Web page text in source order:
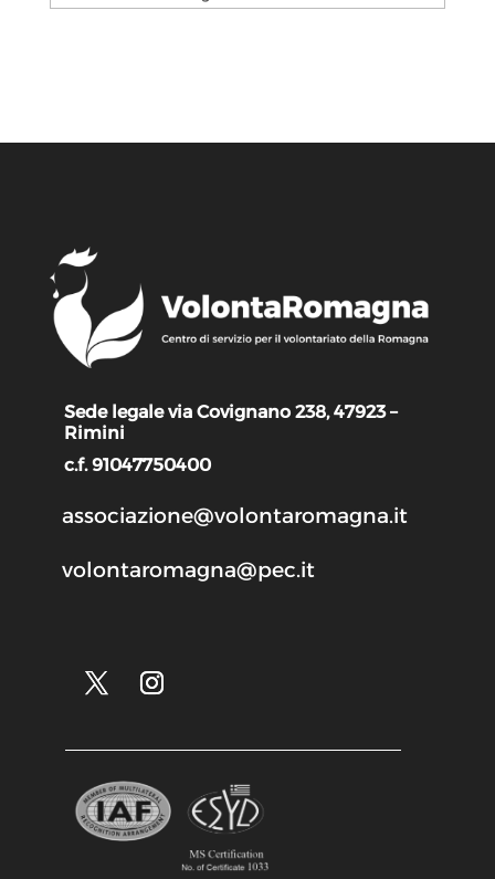
Sede legale via Covignano 238, 47923 –
Rimini
c.f. 91047750400
associazione@volontaromagna.it
volontaromagna@pec.it